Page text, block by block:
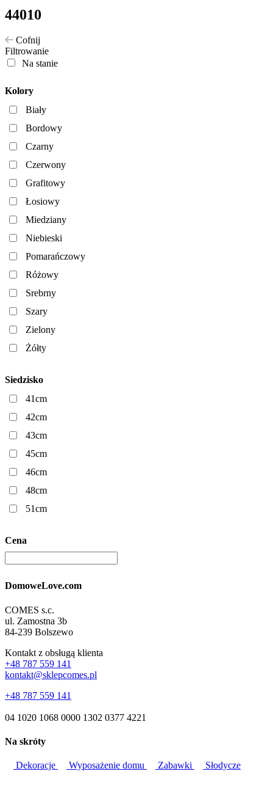
44010
Cofnij
Filtrowanie
Na stanie
Kolory
Biały
Bordowy
Czarny
Czerwony
Grafitowy
Łosiowy
Miedziany
Niebieski
Pomarańczowy
Różowy
Srebrny
Szary
Zielony
Żółty
Siedzisko
41cm
42cm
43cm
45cm
46cm
48cm
51cm
Cena
DomoweLove.com
COMES s.c.
ul. Zamostna 3b
84-239 Bolszewo
Kontakt z obsługą klienta
+48 787 559 141
kontakt@sklepcomes.pl
+48 787 559 141
04 1020 1068 0000 1302 0377 4221
Na skróty
Dekoracje Wyposażenie domu Zabawki Słodycze